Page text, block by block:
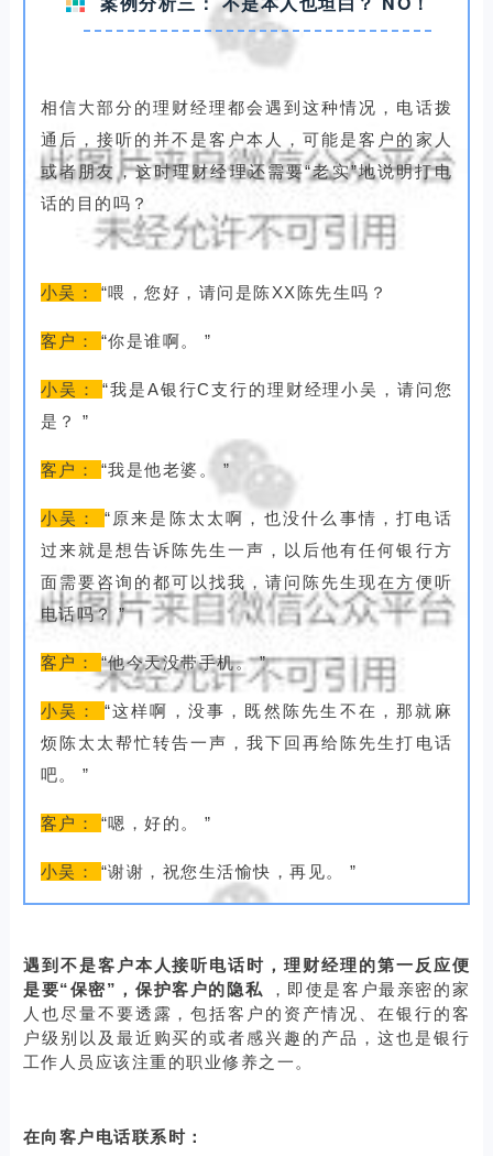
相信大部分的理财经理都会遇到这种情况，电话拨
通后，接听的并不是客户本人，可能是客户的家人
或者朋友，这时理财经理还需要“老实”地说明打电
话的目的吗？
小吴： “喂，您好，请问是陈XX陈先生吗？
客户： “你是谁啊。 ”
小吴：
“我是A银行C支行的理财经理小吴，请问您
是？
”
客户： “我是他老婆。 ”
小吴：
“原来是陈太太啊，也没什么事情，打电话
过来就是想告诉陈先生一声，以后他有任何银行方
面需要咨询的都可以找我，请问陈先生现在方便听
电话吗？
”
客户： “他今天没带手机。 ”
小吴：
“这样啊，没事，既然陈先生不在，那就麻
烦陈太太帮忙转告一声，我下回再给陈先生打电话
吧。
”
客户： “嗯，好的。 ”
小吴： “谢谢，祝您生活愉快，再见。 ”
遇到不是客户本人接听电话时，理财经理的第一反应便
是要“保密”，保护客户的隐私
，即使是客户最亲密的家
人也尽量不要透露，包括客户的资产情况、在银行的客
户级别以及最近购买的或者感兴趣的产品，这也是银行
工作人员应该注重的职业修养之一。
在向客户电话联系时：